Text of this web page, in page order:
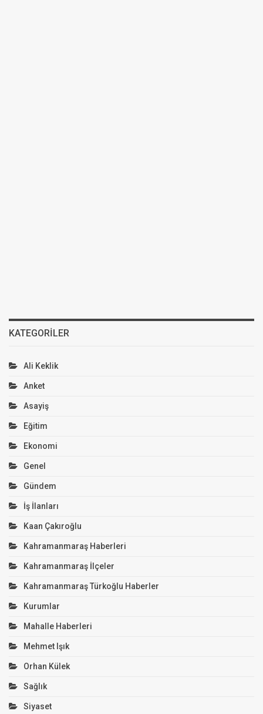
KATEGORILER
Ali Keklik
Anket
Asayiş
Eğitim
Ekonomi
Genel
Gündem
İş İlanları
Kaan Çakıroğlu
Kahramanmaraş Haberleri
Kahramanmaraş İlçeler
Kahramanmaraş Türkoğlu Haberler
Kurumlar
Mahalle Haberleri
Mehmet Işık
Orhan Külek
Sağlık
Siyaset